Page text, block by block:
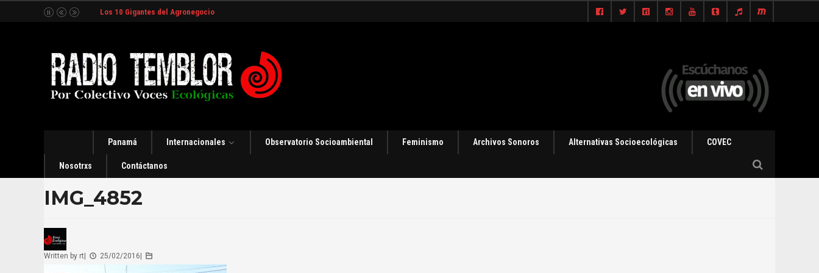
Los 10 Gigantes del Agronegocio
Panamá Internacionales Observatorio Socioambiental Feminismo Archivos Sonoros Alternativas Socioecológicas COVEC
Nosotrxs Contáctanos
IMG_4852
Written by rt 25/02/2016